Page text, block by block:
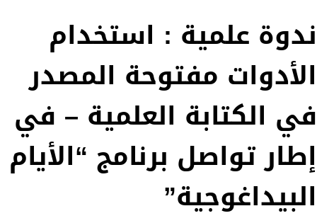
ندوة علمية : استخدام
الأدوات مفتوحة المصدر
في الكتابة العلمية – ​في
إطار تواصل برنامج “الأيام
البيداغوجية”